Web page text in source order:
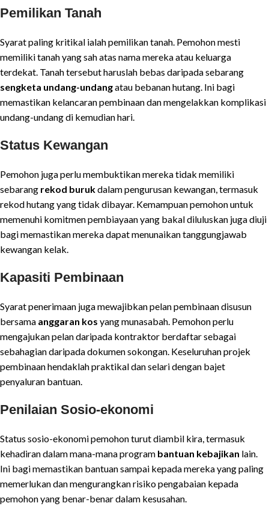
Pemilikan Tanah
Syarat paling kritikal ialah pemilikan tanah. Pemohon mesti
memiliki tanah yang sah atas nama mereka atau keluarga
terdekat. Tanah tersebut haruslah bebas daripada sebarang
sengketa undang-undangatau bebanan hutang. Ini bagi
memastikan kelancaran pembinaan dan mengelakkan komplikasi
undang-undang di kemudian hari.
Status Kewangan
Pemohon juga perlu membuktikan mereka tidak memiliki
sebarang rekod burukdalam pengurusan kewangan, termasuk
rekod hutang yang tidak dibayar. Kemampuan pemohon untuk
memenuhi komitmen pembiayaan yang bakal diluluskan juga diuji
bagi memastikan mereka dapat menunaikan tanggungjawab
kewangan kelak.
Kapasiti Pembinaan
Syarat penerimaan juga mewajibkan pelan pembinaan disusun
bersama anggaran kos yang munasabah. Pemohon perlu
mengajukan pelan daripada kontraktor berdaftar sebagai
sebahagian daripada dokumen sokongan. Keseluruhan projek
pembinaan hendaklah praktikal dan selari dengan bajet
penyaluran bantuan.
Penilaian Sosio-ekonomi
Status sosio-ekonomi pemohon turut diambil kira, termasuk
kehadiran dalam mana-mana program bantuan kebajikan lain.
Ini bagi memastikan bantuan sampai kepada mereka yang paling
memerlukan dan mengurangkan risiko pengabaian kepada
pemohon yang benar-benar dalam kesusahan.